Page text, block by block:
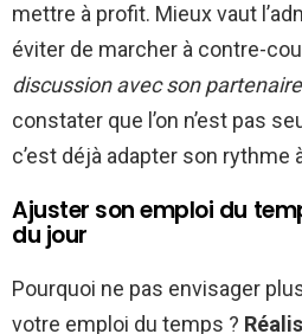
mettre à profit. Mieux vaut
éviter de marcher à contre-
discussion avec son partenaire
constater que l’on n’est pas
c’est déjà adapter son rythme
Ajuster son emploi du
du jour
Pourquoi ne pas envisager
votre emploi du temps ?